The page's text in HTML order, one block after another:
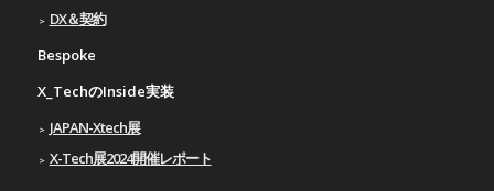
DX＆契約
Bespoke
X_TechのInside実装
JAPAN-Xtech展
X-Tech展2024開催レポート